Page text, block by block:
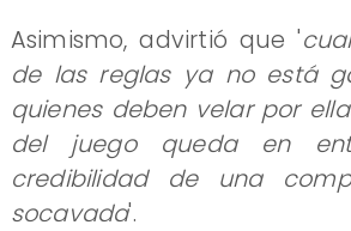
Asimismo, advirtió que '
de las reglas ya no está
quienes deben velar por
del juego queda en
credibilidad de una
socavada'.